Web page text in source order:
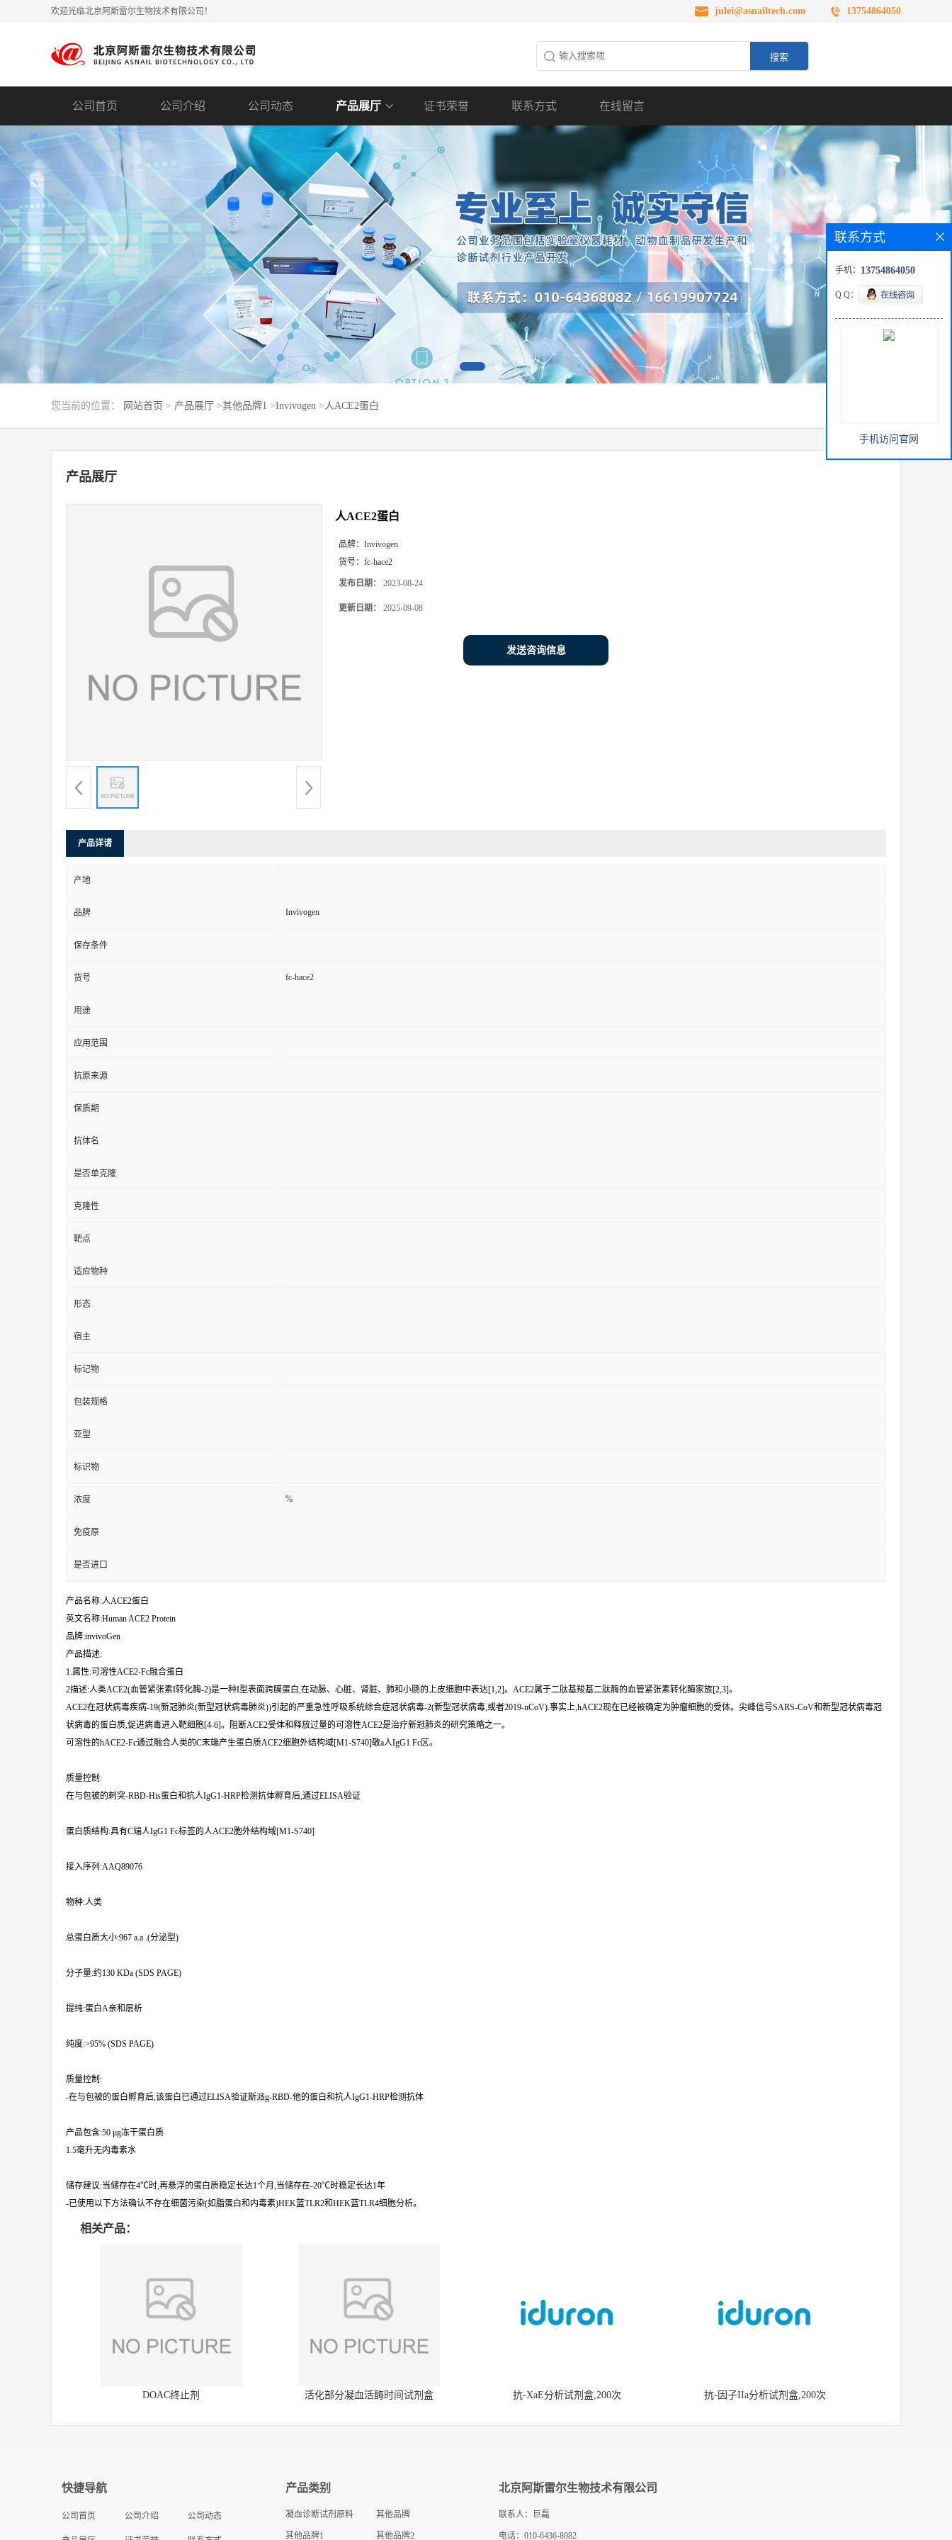
欢迎光临北京阿斯雷尔生物技术有限公司！ julei@asnailtech.com 13754864050
公司首页 公司介绍 公司动态 产品展厅 证书荣誉 联系方式 在线留言
您当前的位置： 网站首页 > 产品展厅 >其他品牌1 >Invivogen >人ACE2蛋白
产品展厅
人ACE2蛋白
品牌： Invivogen
货号： fc-hace2
发布日期： 2023-08-24
更新日期： 2025-09-08
发送咨询信息
产品详请
产地
品牌 Invivogen
保存条件
货号 fc-hace2
用途
应用范围
抗原来源
保质期
抗体名
是否单克隆
克隆性
靶点
适应物种
形态
宿主
标记物
包装规格
亚型
标识物
浓度 %
免疫原
是否进口
产品名称:人ACE2蛋白
英文名称:Human ACE2 Protein
品牌:invivoGen
产品描述:
1.属性:可溶性ACE2-Fc融合蛋白
2描述:人类ACE2(血管紧张素I转化酶-2)是一种I型表面跨膜蛋白,在动脉、心脏、肾脏、肺和小肠的上皮细胞中表达[1,2]。ACE2属于二肽基羧基二肽酶的血管紧张素转化酶家族[2,3]。
ACE2在冠状病毒疾病-19(新冠肺炎(新型冠状病毒肺炎))引起的严重急性呼吸系统综合症冠状病毒-2(新型冠状病毒,或者2019-nCoV).事实上,hACE2现在已经被确定为肿瘤细胞的受体。尖峰信号SARS-CoV和新型冠状病毒冠
状病毒的蛋白质,促进病毒进入靶细胞[4-6]。阻断ACE2受体和释放过量的可溶性ACE2是治疗新冠肺炎的研究策略之一。
可溶性的hACE2-Fc通过融合人类的C末端产生蛋白质ACE2细胞外结构域[M1-S740]敬a人IgG1 Fc区。
质量控制:
在与包被的刺突-RBD-His蛋白和抗人IgG1-HRP检测抗体孵育后,通过ELISA验证
蛋白质结构:具有C端人IgG1 Fc标签的人ACE2胞外结构域[M1-S740]
接入序列:AAQ89076
物种:人类
总蛋白质大小:967 a.a .(分泌型)
分子量:约130 KDa (SDS PAGE)
提纯:蛋白A亲和层析
纯度:>95% (SDS PAGE)
质量控制:
-在与包被的蛋白孵育后,该蛋白已通过ELISA验证斯派g-RBD-他的蛋白和抗人IgG1-HRP检测抗体
产品包含:50 μg冻干蛋白质
1.5毫升无内毒素水
储存建议:当储存在4℃时,再悬浮的蛋白质稳定长达1个月,当储存在-20℃时稳定长达1年
-已使用以下方法确认不存在细菌污染(如脂蛋白和内毒素)HEK蓝TLR2和HEK蓝TLR4细胞分析。
相关产品：
DOAC终止剂 活化部分凝血活酶时间试剂盒 抗-XaE分析试剂盒,200次 抗-因子IIa分析试剂盒,200次
联系方式
手机： 13754864050
Q Q：
手机访问官网
快捷导航
公司首页 公司介绍 公司动态
产品类别
凝血诊断试剂原料 其他品牌
其他品牌1 其他品牌2
北京阿斯雷尔生物技术有限公司
联系人：巨磊
电话：010-6436-8082